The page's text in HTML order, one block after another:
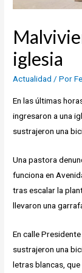
iglesia
Actualidad / Por
En las últimas
ingresaron a una
sustrajeron una
Una pastora
funciona en
tras escalar la
llevaron una
En calle
sustrajeron una
letras blancas, que